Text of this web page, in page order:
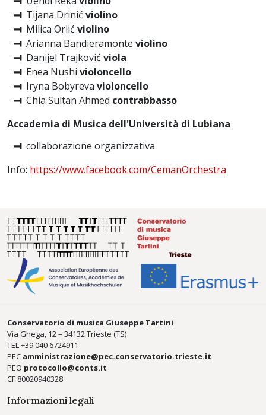
Tijana Drinić violino
Milica Orlić violino
Arianna Bandieramonte violino
Danijel Trajković viola
Enea Nushi violoncello
Iryna Bobyreva violoncello
Chia Sultan Ahmed contrabbasso
Accademia di Musica dell'Università di Lubiana
collaborazione organizzativa
Info: https://www.facebook.com/CemanOrchestra
Conservatorio di musica Giuseppe Tartini
Via Ghega, 12 – 34132 Trieste (TS)
TEL +39040 6724911
PEC amministrazione@pec.conservatorio.trieste.it
PEO protocollo@conts.it
CF 80020940328
Informazioni legali